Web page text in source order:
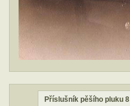
Příslušník pěšího pluku 8